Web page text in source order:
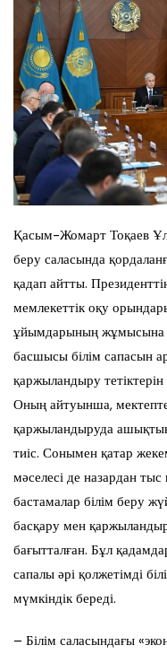
Қасым-Жомарт Тоқаев
беру саласында
қадап айтты.
мемлекеттік оқу
ұйымдарының жұмысына
басшысы білім сапасын
қаржыландыру тетіктерін
Оның айтуынша,
қаржыландыруда ашықтық
тиіс. Сонымен қатар
мәселесі де назардан
бастамалар білім беру
басқару мен
бағытталған. Бұл
сапалы әрі қолжетімді
мүмкіндік береді.
– Білім саласындағы